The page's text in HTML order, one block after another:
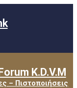
K.D.V.M
– Πιστοποιήσεις